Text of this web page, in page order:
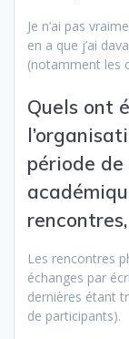
Je n’ai pas
en a que j’ai
(notamment les
Quels ont
période
Les rencontres
échanges par
dernières étant
de participants).